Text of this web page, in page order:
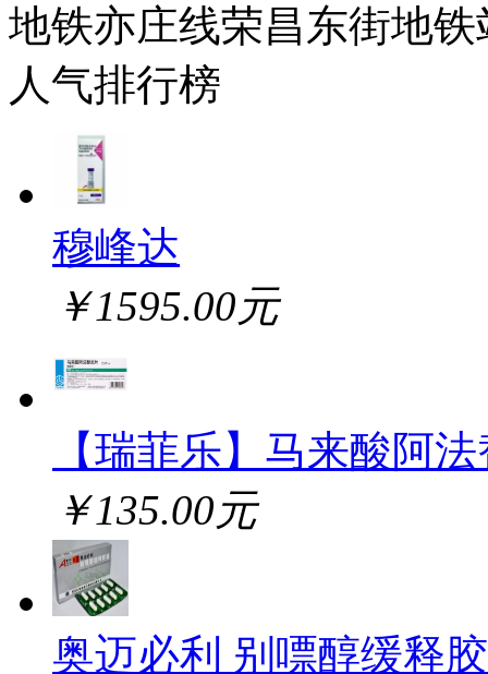
地铁亦庄线荣昌东街地
人气排行榜
穆峰达
￥1595.00元
【瑞菲乐】马来酸阿
￥135.00元
奥迈必利 别嘌醇缓释